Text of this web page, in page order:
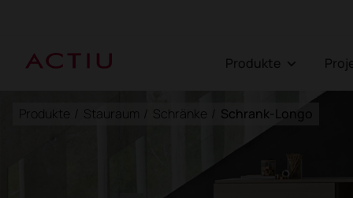
Produkte
Produkte / Stauraum / Schränke / Schrank-Longo